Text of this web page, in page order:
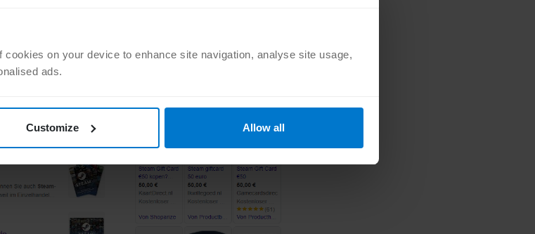
cookies on your device to enhance site navigation, analyse site usage,
ads.
Customize Allow all
so, wie es Ihnen am liebsten ist – per SMS, Rechnung, mit
eine eigene App, wo Sie
dieser Komfort je nach Website seine Kosten in Form von